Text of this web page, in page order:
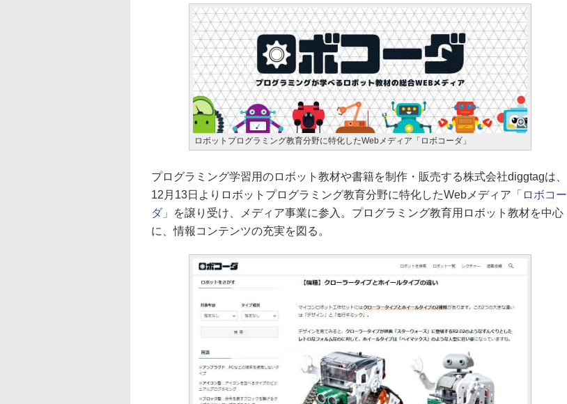
ロボットプログラミング教育分野に特化したWebメディア「ロボコーダ」
プログラミング学習用のロボット教材や書籍を制作・販売する株式会社diggtagは、
12月13日よりロボットプログラミング教育分野に特化したWebメディア 「ロボコー
ダ」
を譲り受け、メディア事業に参入。プログラミング教育用ロボット教材を中心
に、情報コンテンツの充実を図る。